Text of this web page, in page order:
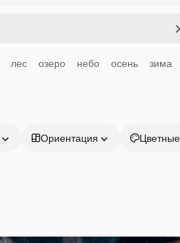
лес озеро небо осень зима
Ориентация Цветные